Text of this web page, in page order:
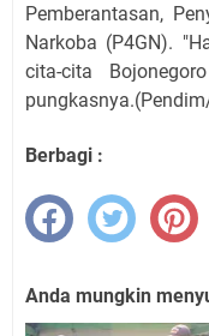
Pemberantasan,
Narkoba (P4GN).
cita-cita
pungkasnya.
Berbagi :
Anda mungkin